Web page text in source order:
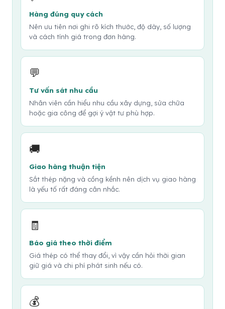
Hàng đúng quy cách
Nên ưu tiên nơi ghi rõ kích thước, độ dày, số lượng
và cách tính giá trong đơn hàng.
💬
Tư vấn sát nhu cầu
Nhân viên cần hiểu nhu cầu xây dựng, sửa chữa
hoặc gia công để gợi ý vật tư phù hợp.
🚚
Giao hàng thuận tiện
Sắt thép nặng và cồng kềnh nên dịch vụ giao hàng
là yếu tố rất đáng cân nhắc.
🧾
Báo giá theo thời điểm
Giá thép có thể thay đổi, vì vậy cần hỏi thời gian
giữ giá và chi phí phát sinh nếu có.
💰